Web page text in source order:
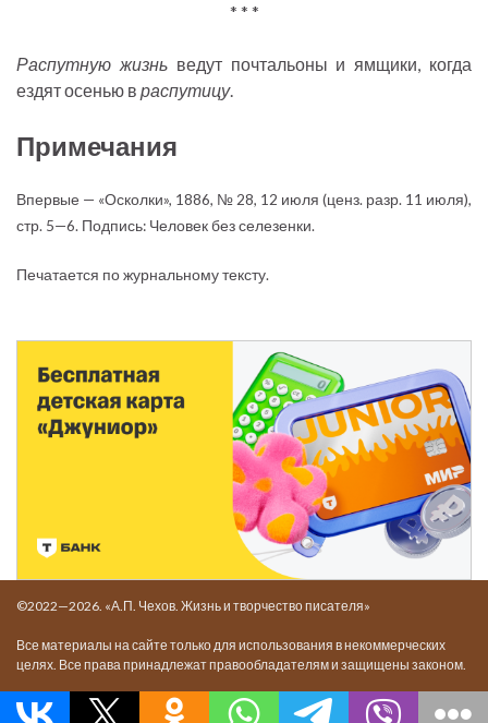
* * *
Распутную жизньведут почтальоны и ямщики, когда
ездят осенью в распутицу.
Примечания
Впервые — «Осколки», 1886, № 28, 12 июля (ценз. разр. 11 июля),
стр. 5—6. Подпись: Человек без селезенки.
Печатается по журнальному тексту.
©2022—2026. «А.П. Чехов. Жизнь и творчество писателя»
Все материалы на сайте только для использования в некоммерческих
целях. Все права принадлежат правообладателям и защищены законом.